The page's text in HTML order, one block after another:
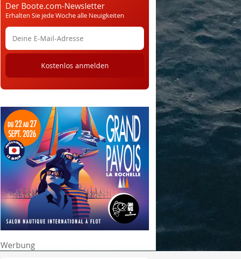
Der Boote.com-Newsletter
Erhalten Sie jede Woche alle Neuigkeiten
Werbung